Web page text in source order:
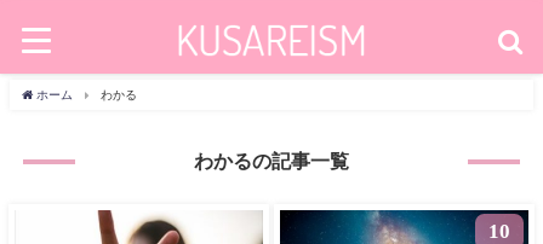
ホーム わかる
わかるの記事一覧
10